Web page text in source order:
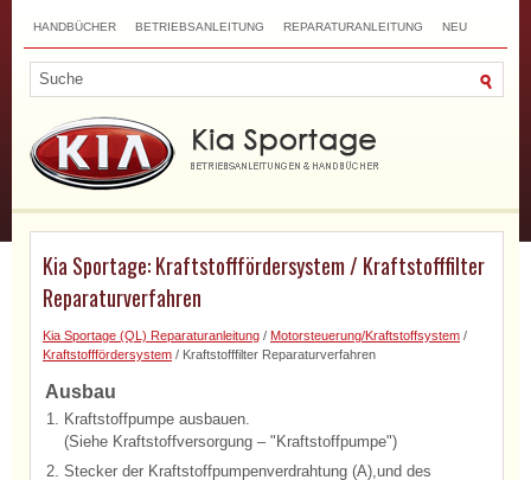
HANDBÜCHER BETRIEBSANLEITUNG REPARATURANLEITUNG NEU
Kia Sportage: Kraftstofffördersystem / Kraftstofffilter
Reparaturverfahren
Kia Sportage (QL) Reparaturanleitung / Motorsteuerung/Kraftstoffsystem /
Kraftstofffördersystem / Kraftstofffilter Reparaturverfahren
Ausbau
1. Kraftstoffpumpe ausbauen.
(Siehe Kraftstoffversorgung – "Kraftstoffpumpe")
2. Stecker der Kraftstoffpumpenverdrahtung (A),und des